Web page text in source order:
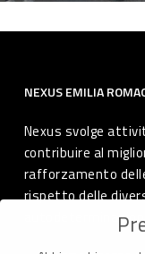
NEXUS EMILIA
Nexus svolge
contribuire al
rafforzamento
rispetto delle